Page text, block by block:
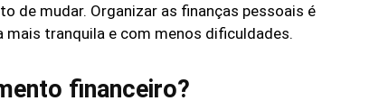
de mudar. Organizar as finanças pessoais é
tranquila e com menos dificuldades.
financeiro?